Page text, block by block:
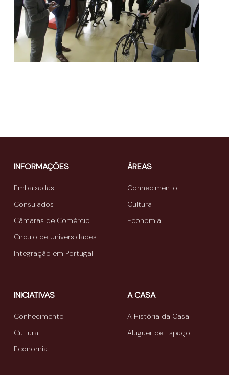
INFORMAÇÕES
Embaixadas
Consulados
Câmaras de Comércio
Círculo de Universidades
Integração em Portugal
ÁREAS
Conhecimento
Cultura
Economia
INICIATIVAS
Conhecimento
Cultura
Economia
A CASA
A História da Casa
Aluguer de Espaço